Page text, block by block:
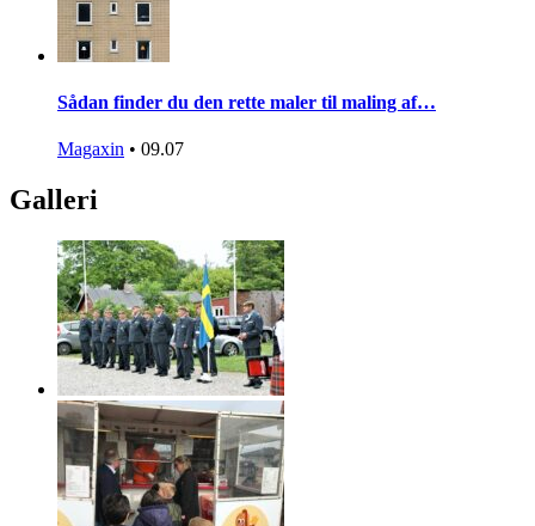
Sådan finder du den rette maler til maling af…
Magaxin • 09.07
Galleri